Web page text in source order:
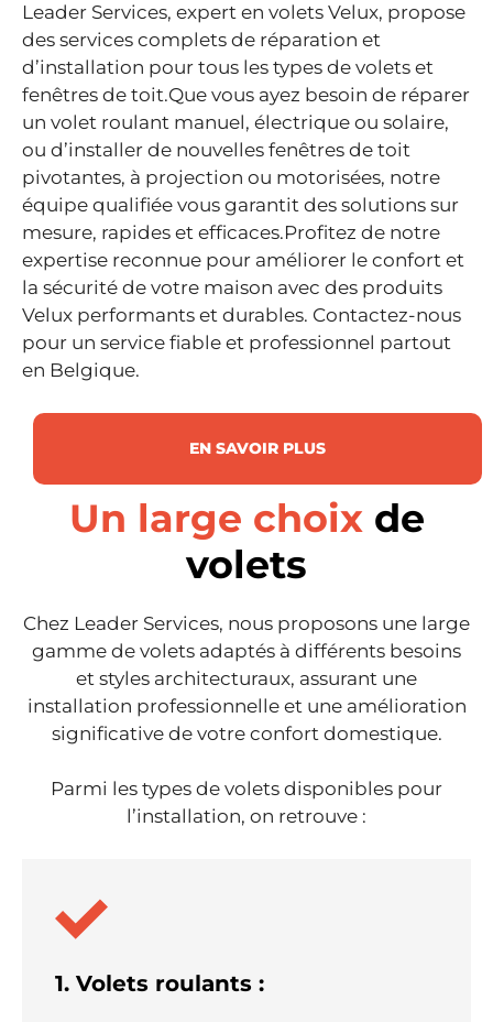
Leader Services, expert en volets Velux, propose
des services complets de réparation et
d’installation pour tous les types de volets et
fenêtres de toit.Que vous ayez besoin de réparer
un volet roulant manuel, électrique ou solaire,
ou d’installer de nouvelles fenêtres de toit
pivotantes, à projection ou motorisées, notre
équipe qualifiée vous garantit des solutions sur
mesure, rapides et efficaces.Profitez de notre
expertise reconnue pour améliorer le confort et
la sécurité de votre maison avec des produits
Velux performants et durables. Contactez-nous
pour un service fiable et professionnel partout
en Belgique.
EN SAVOIR PLUS
Un large choix de
volets
Chez Leader Services, nous proposons une large
gamme de volets adaptés à différents besoins
et styles architecturaux, assurant une
installation professionnelle et une amélioration
significative de votre confort domestique.
Parmi les types de volets disponibles pour
l’installation, on retrouve :
1. Volets roulants :